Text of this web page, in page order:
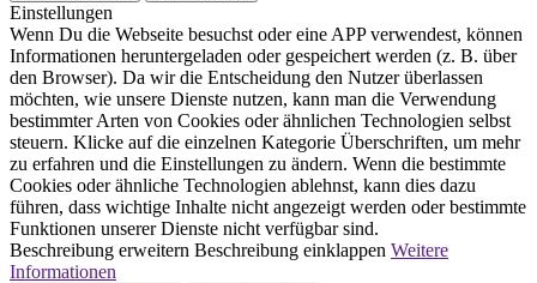
Einstellungen
Wenn Du die Webseite besuchst oder eine APP verwendest, können
Informationen heruntergeladen oder gespeichert werden (z. B. über
den Browser). Da wir die Entscheidung den Nutzer überlassen
möchten, wie unsere Dienste nutzen, kann man die Verwendung
bestimmter Arten von Cookies oder ähnlichen Technologien selbst
steuern. Klicke auf die einzelnen Kategorie Überschriften, um mehr
zu erfahren und die Einstellungen zu ändern. Wenn die bestimmte
Cookies oder ähnliche Technologien ablehnst, kann dies dazu
führen, dass wichtige Inhalte nicht angezeigt werden oder bestimmte
Funktionen unserer Dienste nicht verfügbar sind.
Beschreibung erweitern Beschreibung einklappen Weitere
Informationen